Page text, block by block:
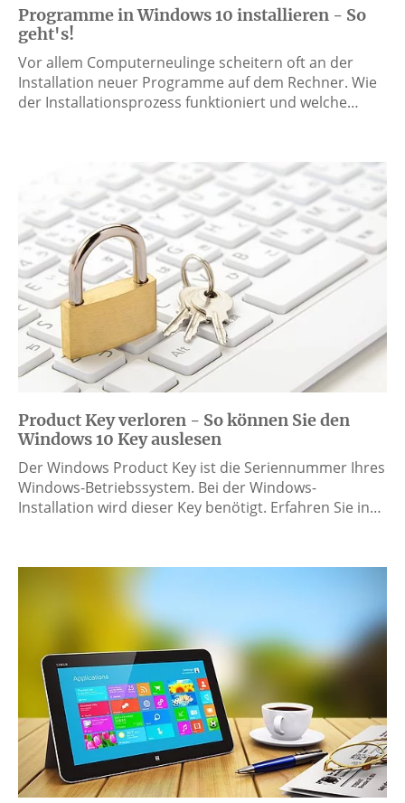
Programme in Windows 10 installieren - So
geht's!
Vor allem Computerneulinge scheitern oft an der
Installation neuer Programme auf dem Rechner. Wie
der Installationsprozess funktioniert und welche…
Product Key verloren - So können Sie den
Windows 10 Key auslesen
Der Windows Product Key ist die Seriennummer Ihres
Windows-Betriebssystem. Bei der Windows-
Installation wird dieser Key benötigt. Erfahren Sie in…